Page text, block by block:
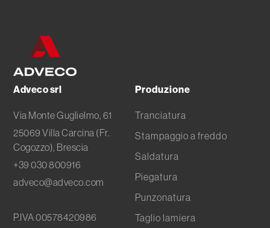
Adveco srl
Via Monte Guglielmo, 61
25069 Villa Carcina (Fr.
Cogozzo), Brescia
+39 030 800916
adveco@adveco.com
P.IVA 00578420986
Produzione
Tranciatura
Stampaggio a freddo
Saldatura
Piegatura
Punzonatura
Taglio lamiera